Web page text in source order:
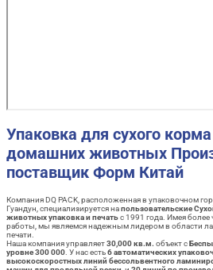
Упаковка для сухого
домашних животных
поставщик Форм Китай
Компания DQ PACK, расположенная в упаковочном
Гуандун, специализируется напользовательские
животных упаковка и печатьс 1991 года. Имея
работы, мы являемся надежным лидером в области
печати.
Наша компания управляет30,000 кв.м. объект с
уровне 300 000 . У нас есть6 автоматических
высокоскоростных линий бессольвентного